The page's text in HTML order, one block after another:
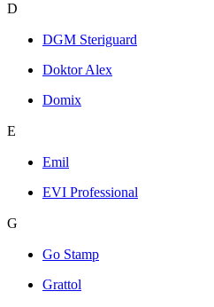
D
DGM Steriguard
Doktor Alex
Domix
E
Emil
EVI Professional
G
Go Stamp
Grattol